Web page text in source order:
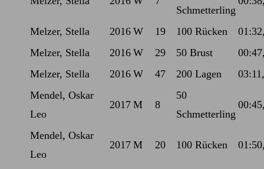
Schmetterling
Melzer, Stella 2016 W 19 100 Rücken
Melzer, Stella
2016 W 29 50 Brust
Melzer, Stella
2016 W 47 200 Lagen
Mendel, Oskar
Leo
2017 M 8
50
Schmetterling
Mendel, Oskar
Leo
2017 M 20 100 Rücken